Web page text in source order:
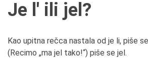
Je l' ili jel?
Kao upitna rečca nastala od je li, piše
(Recimo „ma jel tako!“) piše se jel.